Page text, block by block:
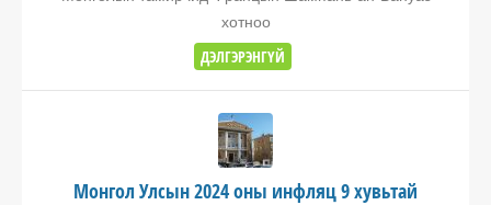
хотноо
ДЭЛГЭРЭНГҮЙ
Монгол Улсын 2024 оны инфляц 9 хувьтай